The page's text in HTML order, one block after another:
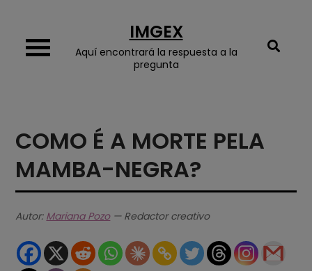
content
IMGEX
Aquí encontrará la respuesta a la
pregunta
COMO É A MORTE PELA
MAMBA-NEGRA?
Autor: Mariana Pozo— Redactor creativo